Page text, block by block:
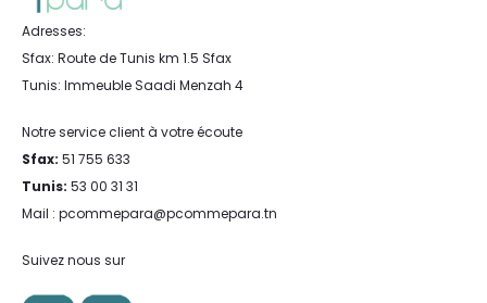
Adresses:
Sfax: Route de Tunis km 1.5 Sfax
Tunis: Immeuble Saadi Menzah 4
Notre service client à votre écoute
Sfax: 51 755 633
Tunis: 53 00 31 31
Mail : pcommepara@pcommepara.tn
Suivez nous sur